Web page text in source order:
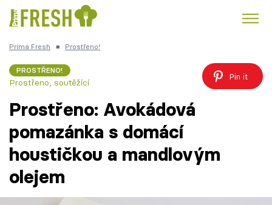
Česká kuchyně
Témata
Prima Fresh ■ Prostřeno!
PROSTŘENO!
Prostřeno, soutěžící
Pin it
Prostřeno: Avokádová
pomazánka s domácí
houstičkou a mandlovým
olejem